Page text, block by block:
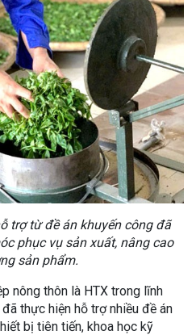
trợ từ đề án khuyến công đã
phục vụ sản xuất, nâng cao
sản phẩm.
nông thôn là HTX trong lĩnh
thực hiện hỗ trợ nhiều đề án
bị tiên tiến, khoa học kỹ